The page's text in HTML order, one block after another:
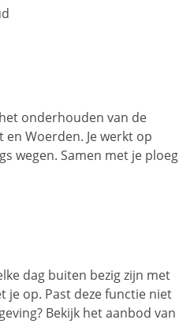
onderhouden van de
Woerden. Je werkt op
wegen. Samen met je ploeg
dag buiten bezig zijn met
je op. Past deze functie niet
Bekijk het aanbod van